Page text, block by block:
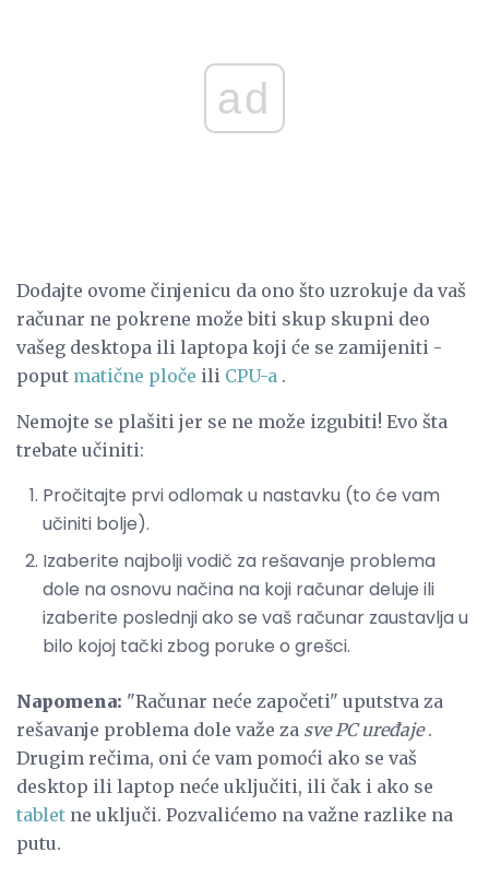
ad
Dodajte ovome činjenicu da ono što uzrokuje da vaš
računar ne pokrene može biti skup skupni deo
vašeg desktopa ili laptopa koji će se zamijeniti -
poput matične ploče ili CPU-a .
Nemojte se plašiti jer se ne može izgubiti! Evo šta
trebate učiniti:
Pročitajte prvi odlomak u nastavku (to će vam
učiniti bolje).
Izaberite najbolji vodič za rešavanje problema
dole na osnovu načina na koji računar deluje ili
izaberite poslednji ako se vaš računar zaustavlja u
bilo kojoj tački zbog poruke o grešci.
Napomena: "Računar neće započeti" uputstva za
rešavanje problema dole važe za sve PC uređaje.
Drugim rečima, oni će vam pomoći ako se vaš
desktop ili laptop neće uključiti, ili čak i ako se
tablet ne uključi. Pozvalićemo na važne razlike na
putu.